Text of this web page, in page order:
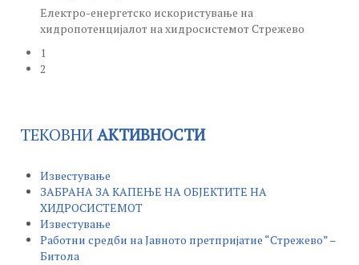
Електро-енергетско искористување на
хидропотенцијалот на хидросистемот Стрежево
1
2
ТЕКОВНИАКТИВНОСТИ
Известување
ЗАБРАНА ЗА КАПЕЊЕ НА ОБЈЕКТИТЕ НА
ХИДРОСИСТЕМОТ
Известување
Работни средби на Јавното претпријатие “Стрежево” –
Битола